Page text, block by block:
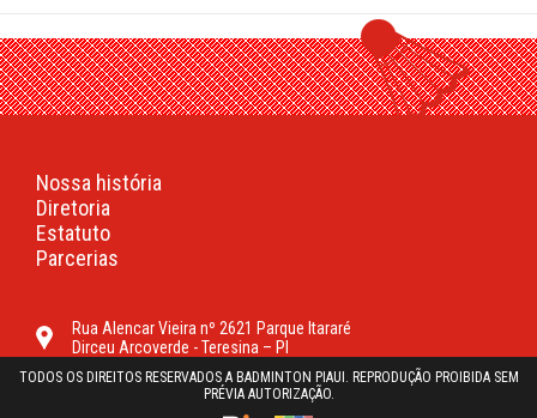
Nossa história
Diretoria
Estatuto
Parcerias
Rua Alencar Vieira nº 2621 Parque Itararé
Dirceu Arcoverde - Teresina – PI
TODOS OS DIREITOS RESERVADOS A BADMINTON PIAUI. REPRODUÇÃO PROIBIDA SEM
PRÉVIA AUTORIZAÇÃO.